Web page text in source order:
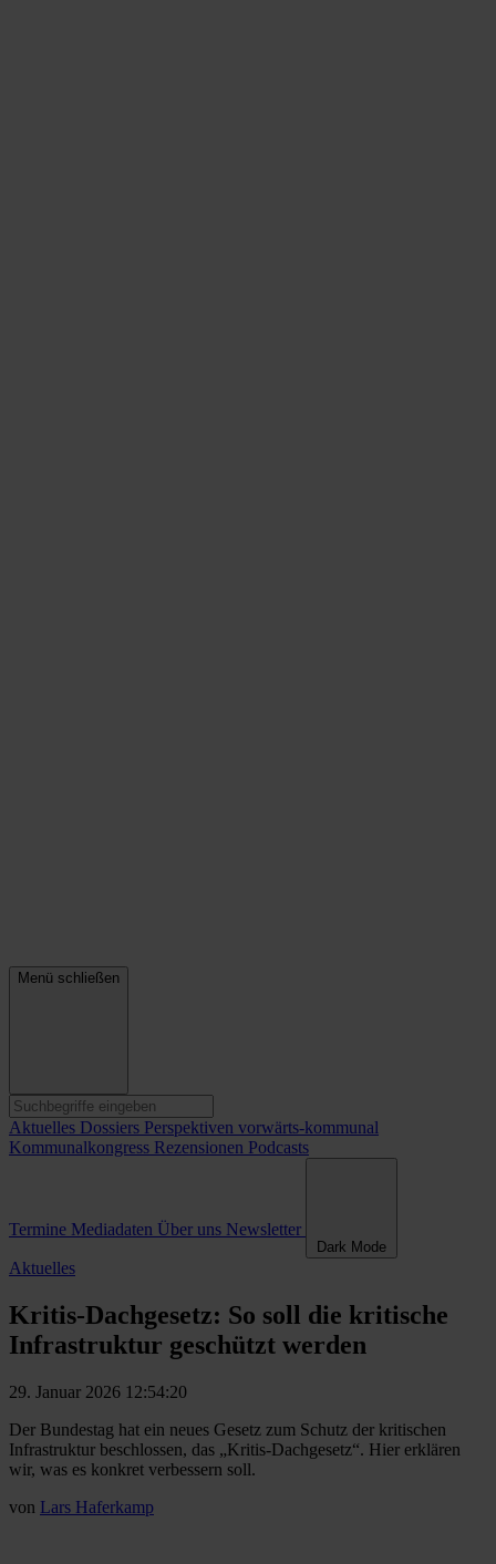
Menü schließen
Aktuelles Dossiers Perspektiven vorwärts-kommunal
Kommunalkongress Rezensionen Podcasts
Termine Mediadaten Über uns Newsletter
Dark Mode
Aktuelles
Kritis-Dachgesetz: So soll die kritische
Infrastruktur geschützt werden
29. Januar 2026 12:54:20
Der Bundestag hat ein neues Gesetz zum Schutz der kritischen
Infrastruktur beschlossen, das „Kritis-Dachgesetz“. Hier erklären
wir, was es konkret verbessern soll.
von Lars Haferkamp